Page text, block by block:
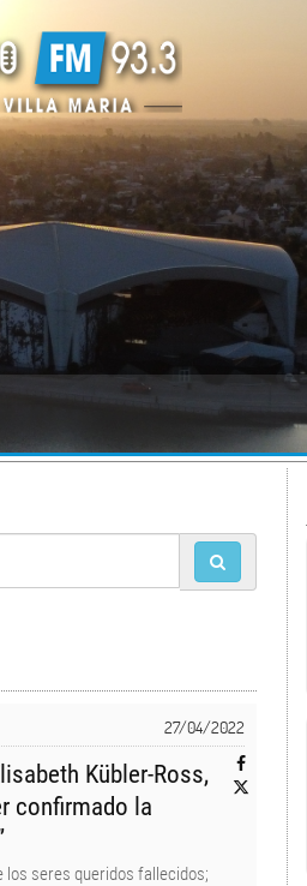
27/04/2022
Kübler-Ross,
confirmado la
los seres queridos fallecidos;